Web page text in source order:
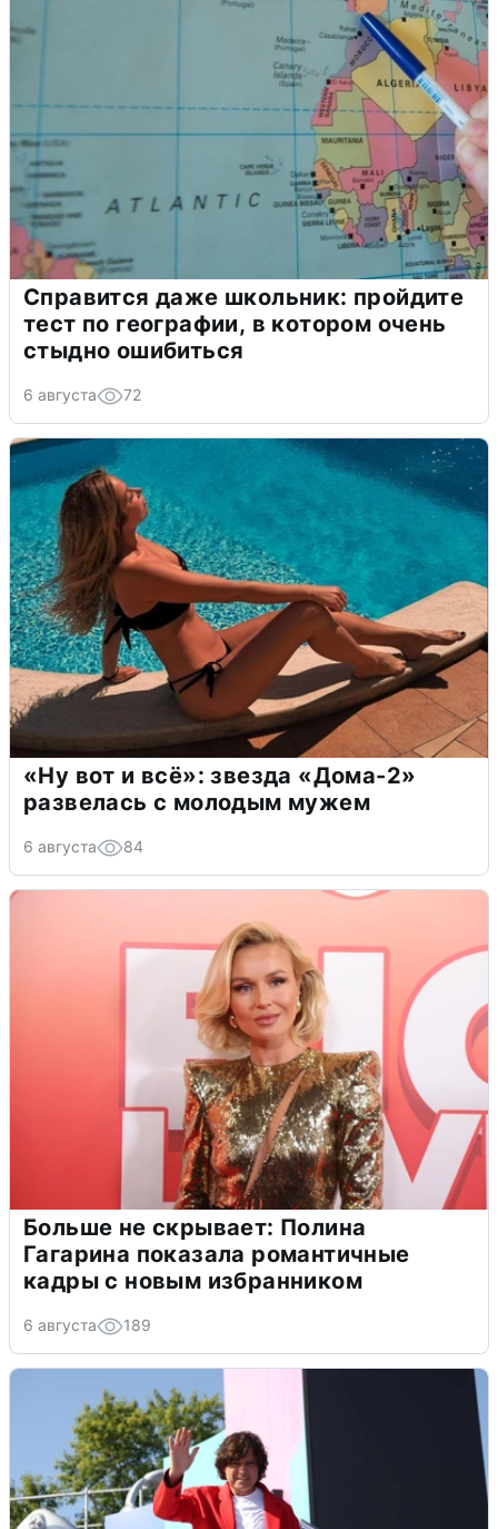
Справится даже школьник: пройдите
тест по географии, в котором очень
стыдно ошибиться
6 августа 72
«Ну вот и всё»: звезда «Дома-2»
развелась с молодым мужем
6 августа 84
Больше не скрывает: Полина
Гагарина показала романтичные
кадры с новым избранником
6 августа 189